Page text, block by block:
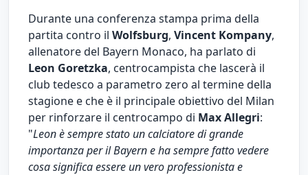
Durante una conferenza stampa prima della
partita contro il Wolfsburg, Vincent Kompany,
allenatore del Bayern Monaco, ha parlato di
Leon Goretzka, centrocampista che lascerà il
club tedesco a parametro zero al termine della
stagione e che è il principale obiettivo del Milan
per rinforzare il centrocampo di Max Allegri:
"Leon è sempre stato un calciatore di grande
importanza per il Bayern e ha sempre fatto vedere
cosa significa essere un vero professionista e